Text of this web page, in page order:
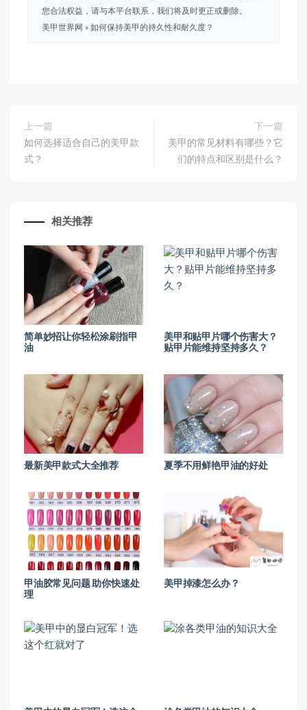
您合法权益，请与本平台联系，我们将及时更正或删除。
美甲世界网 » 如何保持美甲的持久性和耐久度？
上一篇
如何选择适合自己的美甲款
式？
下一篇
美甲的常见材料有哪些？它
们的特点和区别是什么？
相关推荐
简单妙招让你轻松涂刷指甲
油
美甲和贴甲片哪个伤害大？
贴甲片能维持坚持多久？
最新美甲款式大全推荐 夏季不用鲜艳甲油的好处
甲油胶常见问题 助你快速处
理
美甲掉漆怎么办？